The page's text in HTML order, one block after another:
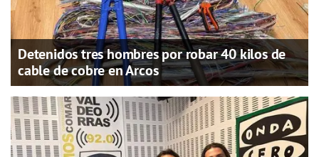
Detenidos tres hombres por robar 40 kilos de
cable de cobre en Arcos